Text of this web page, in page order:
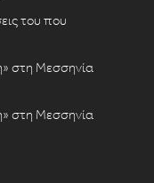
του που
στη Μεσσηνία
στη Μεσσηνία